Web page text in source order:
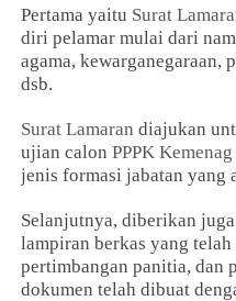
Pertama yaitu Surat
diri pelamar mulai dari
agama, kewarganegaraan,
dsb.
Surat Lamaran diajukan
ujian calonPPPK Kemenag
jenis formasi jabatan yang
Selanjutnya, diberikan
lampiran berkas yang
pertimbangan panitia, dan
dokumen telah dibuat